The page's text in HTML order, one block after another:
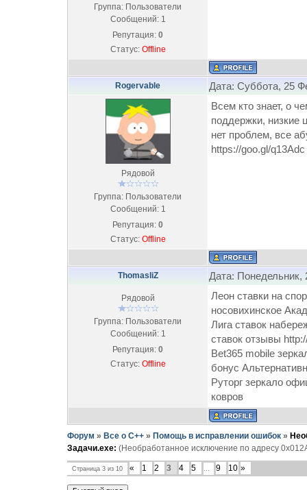
Группа: Пользователи
Сообщений: 1
Репутация: 0
Статус: Offline
Rogervable Дата: Суббота, 25
Рядовой
Группа: Пользователи
Сообщений: 1
Репутация: 0
Статус: Offline
Всем кто знает, о
поддержки, низкие
нет проблем, все
https://goo.gl/
ThomasliZ Дата:
Рядовой
Группа: Пользователи
Сообщений: 1
Репутация: 0
Статус: Offline
Леон ставки на
носовихинское
Лига ставок
ставок отзывы
Bet365 mobile
бонус
Руторг зеркало
ковров
Форум » Все о C++ » Помощь в исправлении ошибок »
Задачи.exe: (Необработанное исключение по адресу
Страница 3 из 10 « 1 2 3 4 5 … 9 10 »